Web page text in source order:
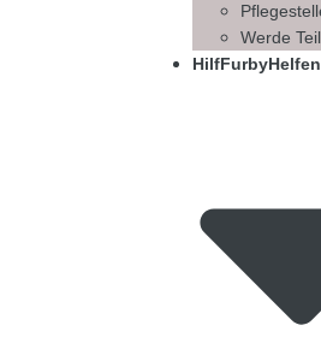
Werde
HilfFurbyHelfen